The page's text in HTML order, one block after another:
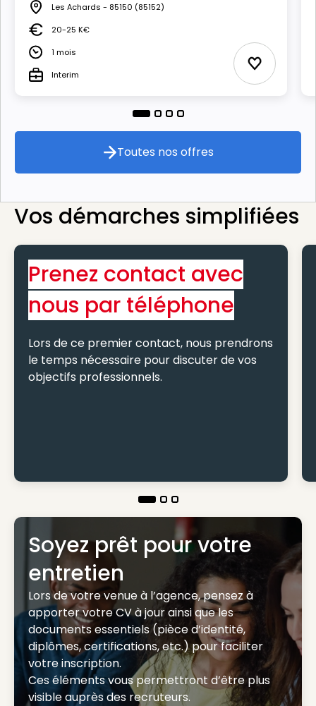
Lieu Les Achards - 85150 (85152)
Salaire20-25 K€
Durée1 mois
TypeInterim Ajouter
Toutes nos offres
Toutes nos offres
Vos démarches simplifiées
Prenez contact avec
nous par téléphone
Lors de ce premier contact, nous prendrons
le temps nécessaire pour discuter de vos
objectifs professionnels.
Soyez prêt pour votre
entretien
Lors de votre venue à l’agence, pensez à
apporter votre CV à jour ainsi que les
documents essentiels (pièce d’identité,
diplômes, certifications, etc.) pour faciliter
votre inscription.
Ces éléments vous permettront d’être plus
visible auprès des recruteurs.